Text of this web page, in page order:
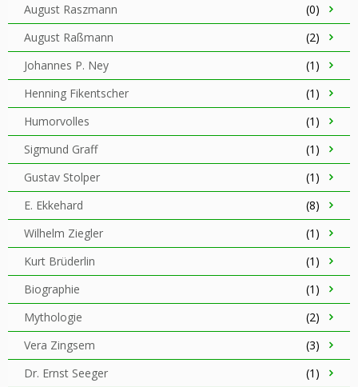
August Raszmann
(0)
August Raßmann
(2)
Johannes P. Ney
(1)
Henning Fikentscher
(1)
Humorvolles
(1)
Sigmund Graff
(1)
Gustav Stolper
(1)
E. Ekkehard
(8)
Wilhelm Ziegler
(1)
Kurt Brüderlin
(1)
Biographie
(1)
Mythologie
(2)
Vera Zingsem
(3)
Dr. Ernst Seeger
(1)